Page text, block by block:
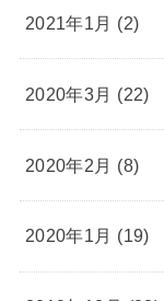
2021年1月 (2)
2020年3月 (22)
2020年2月 (8)
2020年1月 (19)